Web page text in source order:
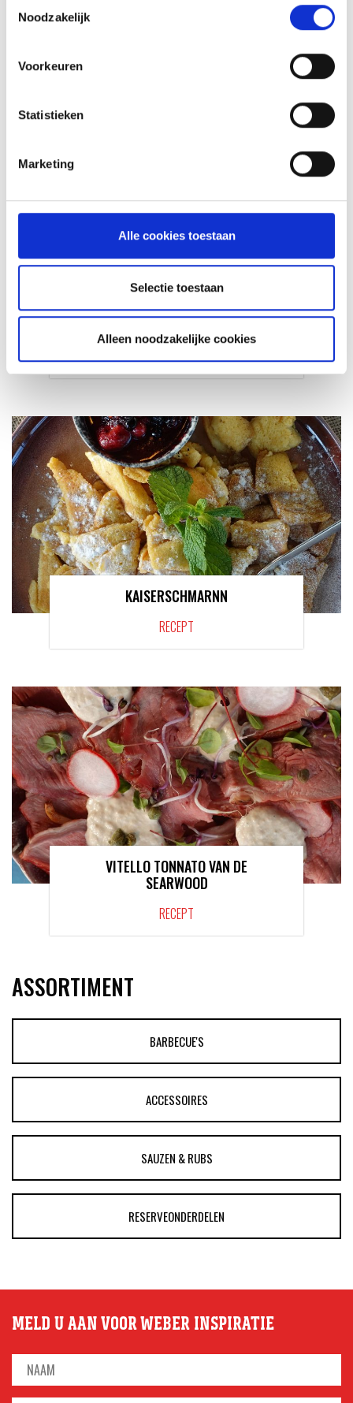
Noodzakelijk
Voorkeuren
Statistieken
Marketing
Alle cookies toestaan
Selectie toestaan
Alleen noodzakelijke cookies
VAN ONZE GRILL MASTERS
MEER INFORMATIE
SPARE PARTS VOOR JE WEBER
GENESIS
HOW TO: ONDERHOUD
KAISERSCHMARNN
RECEPT
VITELLO TONNATO VAN DE
SEARWOOD
RECEPT
ASSORTIMENT
BARBECUE'S
ACCESSOIRES
SAUZEN & RUBS
RESERVEONDERDELEN
MELD U AAN VOOR WEBER INSPIRATIE